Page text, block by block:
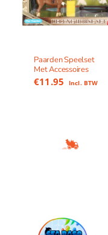
Paarden Speelset
Met Accessoires
€11.95 Incl. BTW